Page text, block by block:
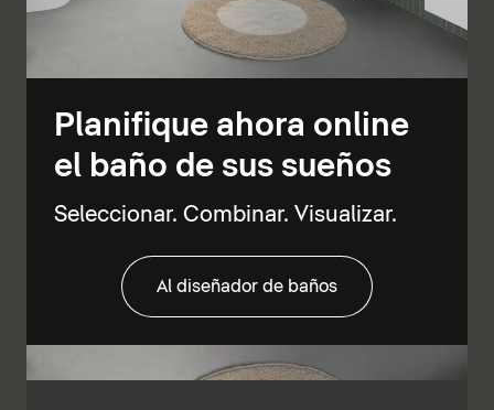
Planifique ahora online
el baño de sus sueños
Seleccionar. Combinar. Visualizar.
Al diseñador de baños